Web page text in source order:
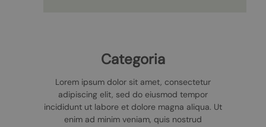
Categoria
Lorem ipsum dolor sit amet, consectetur
adipiscing elit, sed do eiusmod tempor
incididunt ut labore et dolore magna aliqua. Ut
enim ad minim veniam, quis nostrud